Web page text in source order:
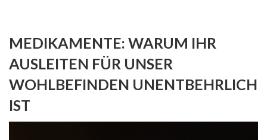
MEDIKAMENTE: WARUM IHR
AUSLEITEN FÜR UNSER
WOHLBEFINDEN UNENTBEHRLICH
IST